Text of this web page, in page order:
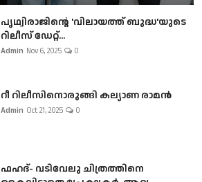
പൃഥ്വിരാജിന്റെ 'വിലായത്ത് ബുദ്ധ'യുടെ
റിലീസ് ഡേറ്റ്...
Admin Nov 6, 2025 0
റീ റിലീസിനൊരുങ്ങി കല്യാണ രാമൻ
Admin Oct 21, 2025 0
ഫഹദ്- വടിവേലു ചിത്രത്തിനെ